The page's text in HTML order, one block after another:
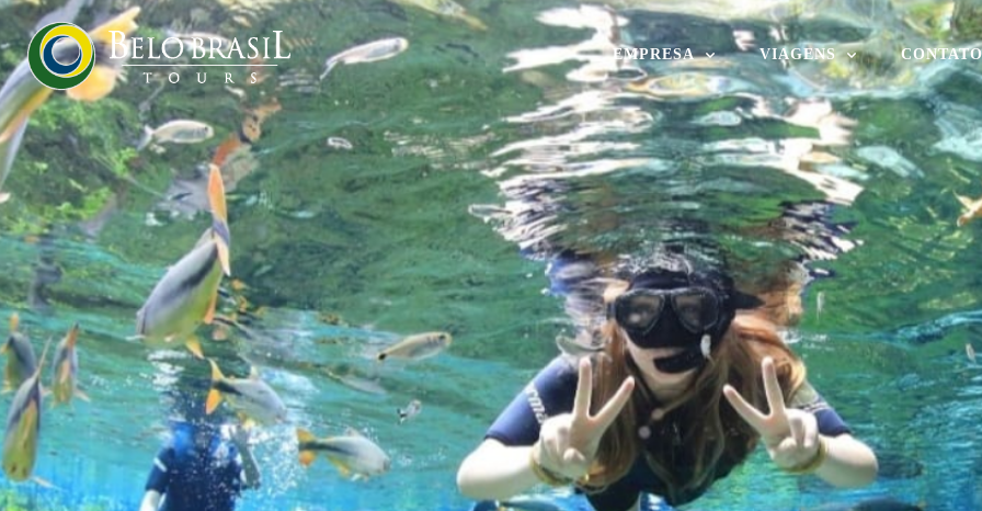
EMPRESA VIAGENS CONTATO